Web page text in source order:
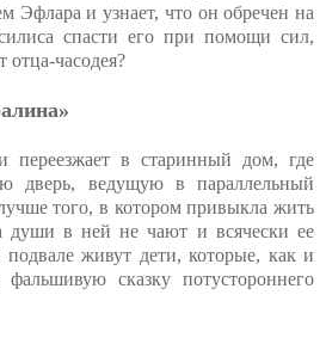
Эфлара и узнает, что он обречен на
спасти его при помощи сил,
отца-часодея?
переезжает в старинный дом, где
дверь, ведущую в параллельный
того, в котором привыкла жить
души в ней не чают и всячески ее
живут дети, которые, как и
сказку потустороннего